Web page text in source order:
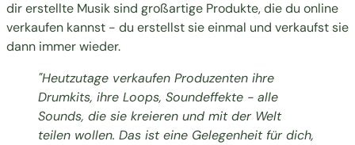
dir erstellte Musik sind großartige Produkte, die du online
verkaufen kannst - du erstellst sie einmal und verkaufst sie
dann immer wieder.
"Heutzutage verkaufen Produzenten ihre
Drumkits, ihre Loops, Soundeffekte - alle
Sounds, die sie kreieren und mit der Welt
teilen wollen. Das ist eine Gelegenheit für dich,